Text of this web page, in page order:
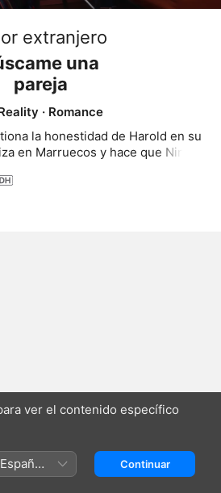
extranjero
una
pareja
· Romance
la honestidad de Harold en su
en Marruecos y hace que Nina
ver el contenido específico
Continuar